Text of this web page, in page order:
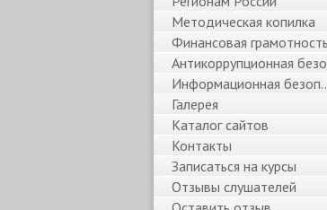
Методическая копилка
Финансовая грамотность
Информационная
Галерея
Каталог сайтов
Контакты
Записаться на курсы
Отзывы слушателей